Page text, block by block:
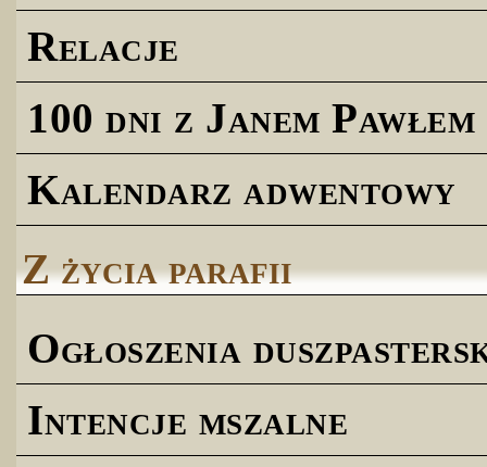
Relacje
100 dni z Janem
Kalendarz adwentowy
Z życia parafii
Ogłoszenia
Intencje mszalne